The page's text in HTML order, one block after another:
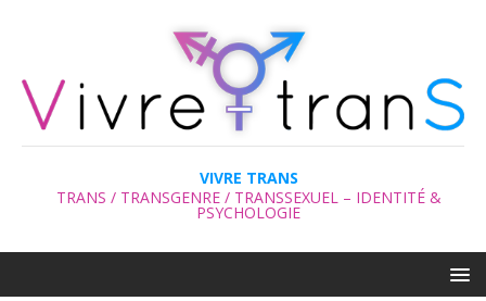
VIVRE TRANS
TRANS / TRANSGENRE / TRANSSEXUEL – IDENTITÉ &
PSYCHOLOGIE